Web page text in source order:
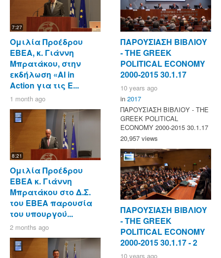
7:27
Ομιλία Προέδρου
ΕΒΕΑ, κ. Γιάννη
Μπρατάκου, στην
εκδήλωση «AI in
Action για τις Ε...
1 month ago
8:21
Ομιλία Προέδρου
ΕΒΕΑ κ. Γιάννη
Μπρατάκου στο Δ.Σ.
του ΕΒΕΑ παρουσία
του υπουργού...
2 months ago
ΠΑΡΟΥΣΙΑΣΗ ΒΙΒΛΙΟΥ
- ΤΗΕ GREEK
POLITICAL ECONOMY
2000-2015 30.1.17
10 years ago
in 2017
ΠΑΡΟΥΣΙΑΣΗ ΒΙΒΛΙΟΥ - ΤΗΕ
GREEK POLITICAL
ECONOMY 2000-2015 30.1.17
20,957 views
ΠΑΡΟΥΣΙΑΣΗ ΒΙΒΛΙΟΥ
- ΤΗΕ GREEK
POLITICAL ECONOMY
2000-2015 30.1.17 - 2
10 years ago